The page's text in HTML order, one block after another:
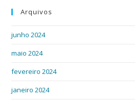
Arquivos
junho 2024
maio 2024
fevereiro 2024
janeiro 2024